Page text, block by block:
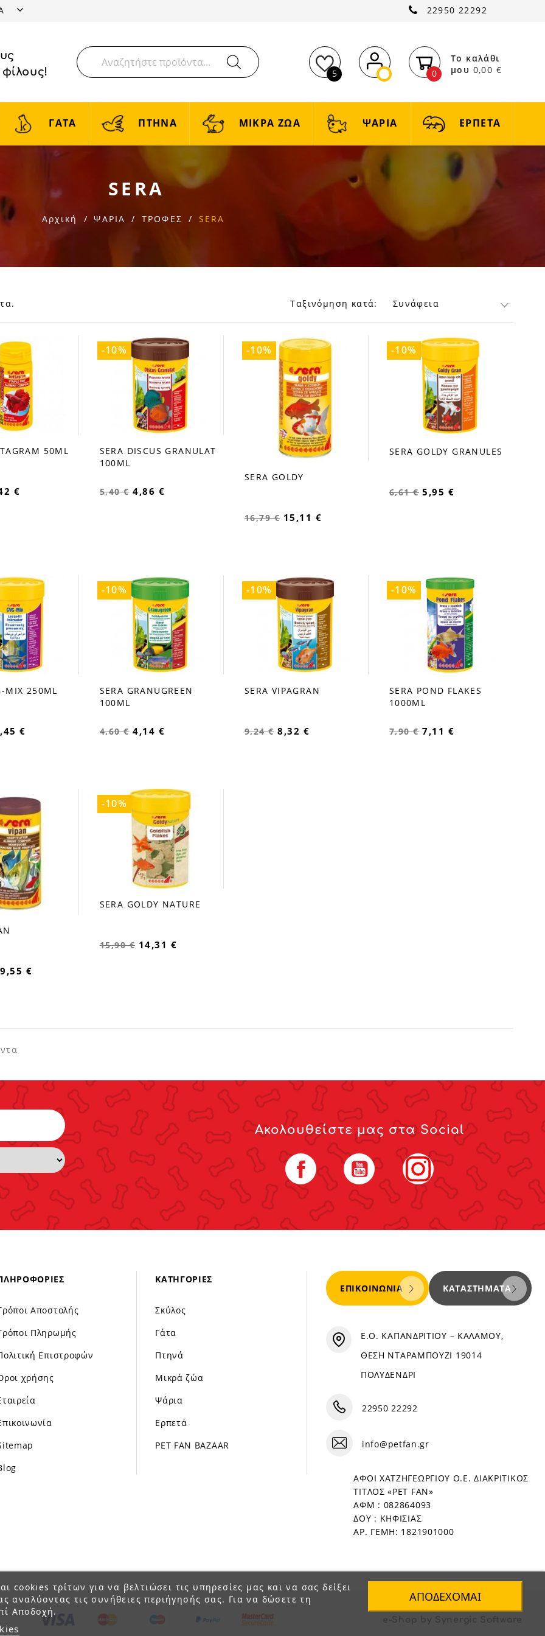
22950 22292
5 0
Το καλάθι
μου 0,00 €
ΓΑΤΑ ΠΤΗΝΑ ΜΙΚΡΑ ΖΩΑ ΨΑΡΙΑ ΕΡΠΕΤΑ
SERA
Αρχική ΨΑΡΙΑ ΤΡΟΦΕΣ SERA
Ταξινόμηση κατά: Συνάφεια
50ML
€
favorite_border
SERA DISCUS GRANULAT
100ML
5,40 € 4,86 €
-10%
favorite_border
SERA GOLDY
16,79 € 15,11 €
-10%
favorite_border
SERA GOLDY GRANULES
6,61 € 5,95 €
-10%
MIX 250ML
€
favorite_border
SERA GRANUGREEN
100ML
4,60 € 4,14 €
-10%
favorite_border
SERA VIPAGRAN
9,24 € 8,32 €
-10%
favorite_border
SERA POND FLAKES
1000ML
7,90 € 7,11 €
-10%
€
favorite_border
SERA GOLDY NATURE
15,90 € 14,31 €
-10%
Ακολουθείστε μας στα Social
Facebook YouTube Instagram
Αποστολής
Πληρωμής
Επιστροφών
χρήσης
ΚΑΤΗΓΟΡΊΕΣ
Σκύλος
Γάτα
Πτηνά
Μικρά ζώα
Ψάρια
Ερπετά
PET FAN BAZAAR
cookies τρίτων για να βελτιώσει τις υπηρεσίες μας και να σας δείξει
αναλύοντας τις συνήθειες περιήγησής σας. Για να δώσετε τη
Αποδοχή.
ΑΠΟΔΈΧΟΜΑΙ
ΕΠΙΚΟΙΝΩΝΊΑ ΚΑΤΑΣΤΉΜΑΤΑ
Ε.Ο. ΚΑΠΑΝΔΡΙΤΙΟΥ – ΚΑΛΑΜΟΥ,
ΘΕΣΗ ΝΤΑΡΑΜΠΟΥΖΙ 19014
ΠΟΛΥΔΕΝΔΡΙ
22950 22292
info@petfan.gr
ΑΦΟΙ ΧΑΤΖΗΓΕΩΡΓΙΟΥ Ο.Ε. ΔΙΑΚΡΙΤΙΚΟΣ
ΤΙΤΛΟΣ «PET FAN»
ΑΦΜ : 082864093
ΔΟΥ : ΚΗΦΙΣΙΑΣ
ΑΡ. ΓΕΜΗ: 1821901000